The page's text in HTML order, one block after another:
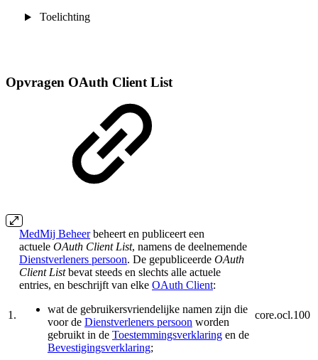
Toelichting
Opvragen OAuth Client List
1.
MedMij Beheerbeheert en publiceert een
actuele OAuth Client List, namens de deelnemende
Dienstverleners persoon. De gepubliceerde OAuth
Client Listbevat steeds en slechts alle actuele
entries, en beschrijft van elke OAuth Client:
wat de gebruikersvriendelijke namen zijn die
voor de Dienstverleners persoon worden
gebruikt in de Toestemmingsverklaring en de
Bevestigingsverklaring;
core.ocl.100